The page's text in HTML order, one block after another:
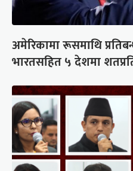
अमेरिकामा रूसमाथि
भारतसहित ५ देशमा